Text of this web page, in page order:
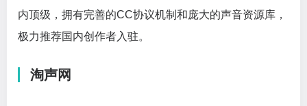
内顶级，拥有完善的CC协议机制和庞大的声音资源库，
极力推荐国内创作者入驻。
淘声网